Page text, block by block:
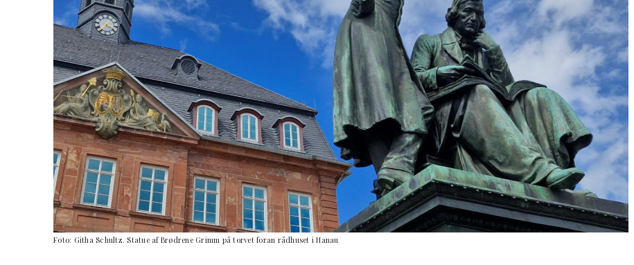
Foto: Githa Schultz. Statue af Brødrene Grimm på torvet foran rådhuset i Hanau